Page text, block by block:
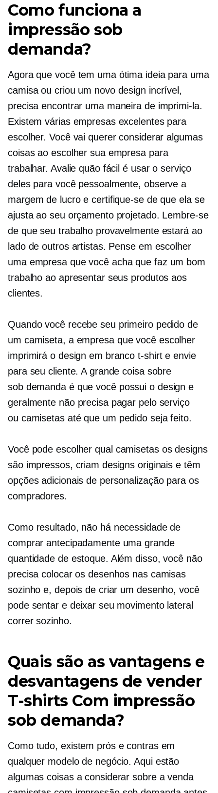
Como funciona a
impressão sob
demanda?
Agora que você tem uma ótima ideia para uma
camisa ou criou um novo design incrível,
precisa encontrar uma maneira de imprimi-la.
Existem várias empresas excelentes para
escolher. Você vai querer considerar algumas
coisas ao escolher sua empresa para
trabalhar. Avalie quão fácil é usar o serviço
deles para você pessoalmente, observe a
margem de lucro e certifique-se de que ela se
ajusta ao seu orçamento projetado. Lembre-se
de que seu trabalho provavelmente estará ao
lado de outros artistas. Pense em escolher
uma empresa que você acha que faz um bom
trabalho ao apresentar seus produtos aos
clientes.
Quando você recebe seu primeiro pedido de
um camiseta, a empresa que você escolher
imprimirá o design em brancot-shirte envie
para seu cliente. A grande coisa sobre
sob demandaé que você possui o design e
geralmente não precisa pagar pelo serviço
ou camisetasaté que um pedido seja feito.
Você pode escolher qual camisetasos designs
são impressos, criam designs originais e têm
opções adicionais de personalização para os
compradores.
Como resultado, não há necessidade de
comprar antecipadamente uma grande
quantidade de estoque. Além disso, você não
precisa colocar os desenhos nas camisas
sozinho e, depois de criar um desenho, você
pode sentar e deixar seu movimento lateral
correr sozinho.
Quais são as vantagens e
desvantagens de vender
T-shirts Com impressão
sob demanda?
Como tudo, existem prós e contras em
qualquer modelo de negócio. Aqui estão
algumas coisas a considerar sobre a venda